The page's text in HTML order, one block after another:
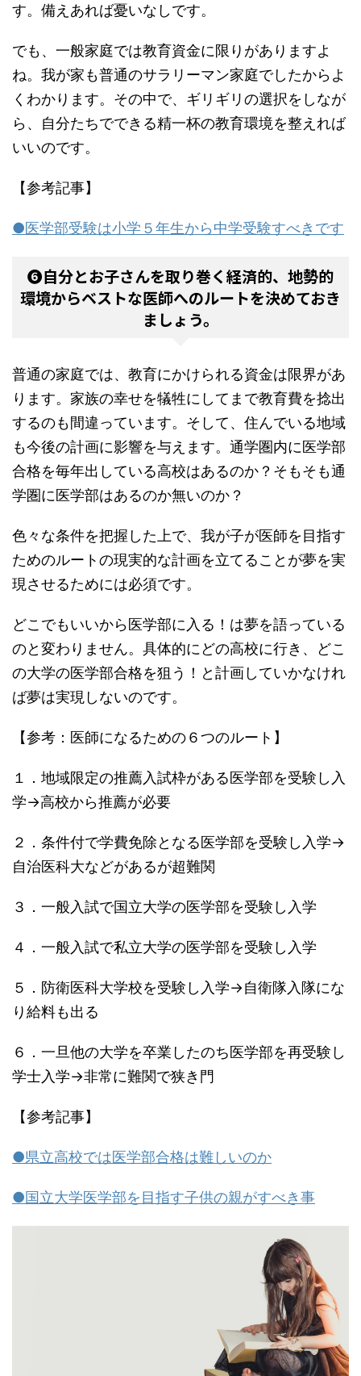
す。備えあれば憂いなしです。
でも、一般家庭では教育資金に限りがありますよ
ね。我が家も普通のサラリーマン家庭でしたからよ
くわかります。その中で、ギリギリの選択をしなが
ら、自分たちでできる精一杯の教育環境を整えれば
いいのです。
【参考記事】
●医学部受験は小学５年生から中学受験すべきです
❻自分とお子さんを取り巻く経済的、地勢的
環境からベストな医師へのルートを決めておき
ましょう。
普通の家庭では、教育にかけられる資金は限界があ
ります。家族の幸せを犠牲にしてまで教育費を捻出
するのも間違っています。そして、住んでいる地域
も今後の計画に影響を与えます。通学圏内に医学部
合格を毎年出している高校はあるのか？そもそも通
学圏に医学部はあるのか無いのか？
色々な条件を把握した上で、我が子が医師を目指す
ためのルートの現実的な計画を立てることが夢を実
現させるためには必須です。
どこでもいいから医学部に入る！は夢を語っている
のと変わりません。具体的にどの高校に行き、どこ
の大学の医学部合格を狙う！と計画していかなけれ
ば夢は実現しないのです。
【参考：医師になるための６つのルート】
１．地域限定の推薦入試枠がある医学部を受験し入
学→高校から推薦が必要
２．条件付で学費免除となる医学部を受験し入学→
自治医科大などがあるが超難関
３．一般入試で国立大学の医学部を受験し入学
４．一般入試で私立大学の医学部を受験し入学
５．防衛医科大学校を受験し入学→自衛隊入隊にな
り給料も出る
６．一旦他の大学を卒業したのち医学部を再受験し
学士入学→非常に難関で狭き門
【参考記事】
●県立高校では医学部合格は難しいのか
●国立大学医学部を目指す子供の親がすべき事